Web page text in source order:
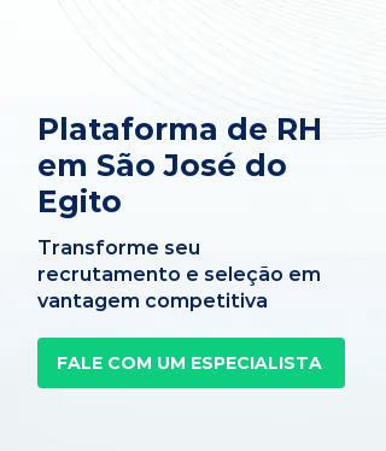
Plataforma de RH
em São José do
Egito
Transforme seu
recrutamento e seleção em
vantagem competitiva
FALE COM UM ESPECIALISTA